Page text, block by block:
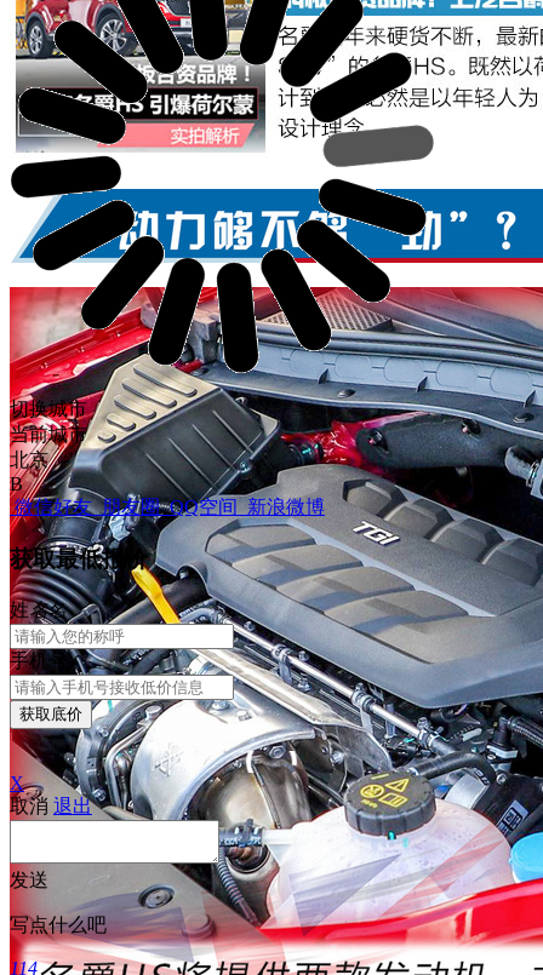
切换城市
当前城市
北京
B
微信好友 朋友圈 QQ空间 新浪微博
获取最低报价
姓名名
手机号
获取底价
X
取消 退出
发送
写点什么吧
114